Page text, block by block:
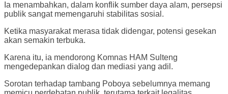
Ia menambahkan, dalam konflik sumber daya alam, persepsi
publik sangat memengaruhi stabilitas sosial.
Ketika masyarakat merasa tidak didengar, potensi gesekan
akan semakin terbuka.
Karena itu, ia mendorong Komnas HAM Sulteng
mengedepankan dialog dan mediasi yang adil.
Sorotan terhadap tambang Poboya sebelumnya memang